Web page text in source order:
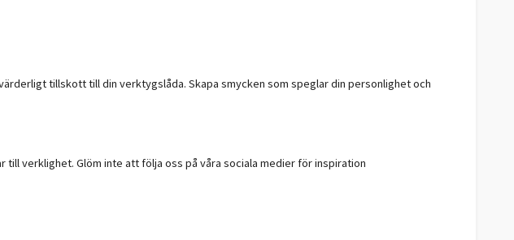
tillskott till din verktygslåda. Skapa smycken som speglar din personlighet och
verklighet. Glöm inte att följa oss på våra sociala medier för inspiration